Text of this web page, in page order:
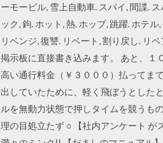
ーモービル, 雪上自動車. スパイ, 間諜.
ック, 鉤. ホット, 熱. ホップ, 跳躍. ホテ
リベンジ, 復讐. リベート, 割り戻し. リ
掲示板に直接書き込みます。 あと、１
高い通行料金（￥３０００）払ってま
出していたために、軽く飛ぼうとした
ルを無動力状態で押しタイムを競うも
理の目処立たず ○ 【社内アンケート